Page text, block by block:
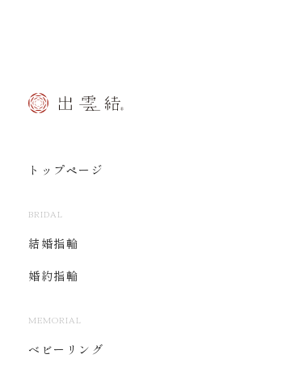
トップページ
BRIDAL
結婚指輪
婚約指輪
MEMORIAL
ベビーリング